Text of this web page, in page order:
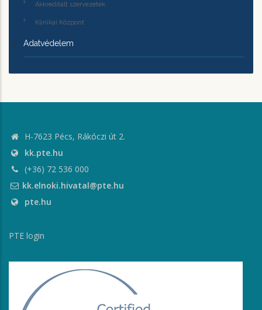
Akkreditált szervezetek
Klinikai Központ
Adatvédelem
H-7623 Pécs, Rákóczi út 2.
kk.pte.hu
(+36) 72 536 000
kk.elnoki.hivatal@pte.hu
pte.hu
PTE login